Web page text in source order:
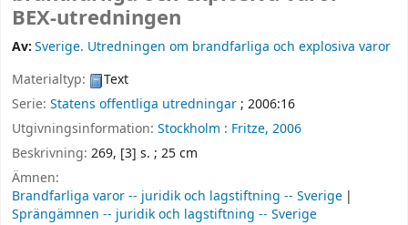
BEX-utredningen
Av:Sverige. Utredningen om brandfarliga och explosiva varor
Materialtyp:
Text
Serie: Statens offentliga utredningar; 2006:16
Utgivningsinformation: Stockholm : Fritze, 2006
Beskrivning: 269, [3] s. ; 25 cm
Ämnen:
Brandfarliga varor -- juridik och lagstiftning -- Sverige
Sprängämnen -- juridik och lagstiftning -- Sverige